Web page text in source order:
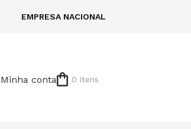
EMPRESA NACIONAL
Minha conta 0 itens